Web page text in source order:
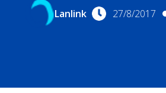
Lanlink 27/8/2017